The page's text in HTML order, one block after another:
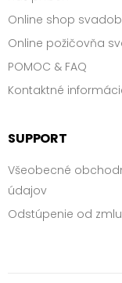
Online shop
Online požičovňa
POMOC & FAQ
Kontaktné
SUPPORT
Všeobecné
údajov
Odstúpenie od